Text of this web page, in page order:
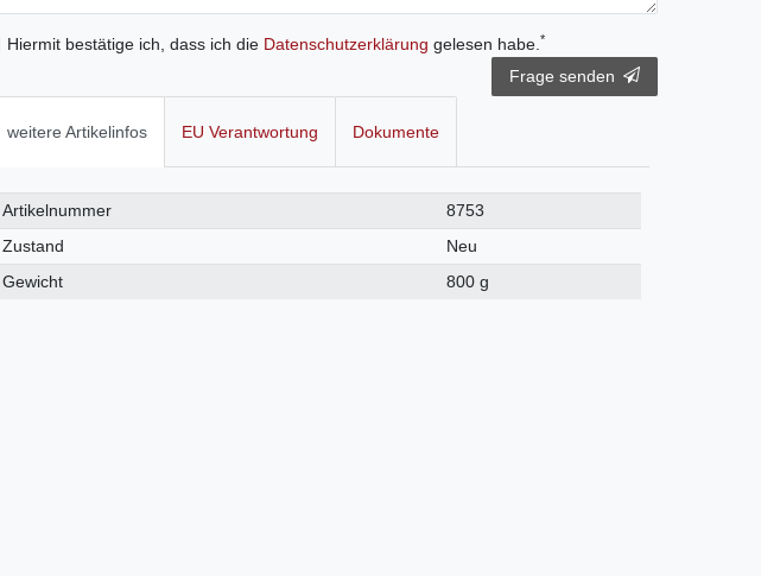
Hiermit bestätige ich, dass ich die Daten­schutz­erklärung gelesen habe.*
Frage senden
weitere Artikelinfos EU Verantwortung Dokumente
Technisches
Merkmal
Wert
Artikelnummer
8753
Zustand
Neu
Gewicht
800 g